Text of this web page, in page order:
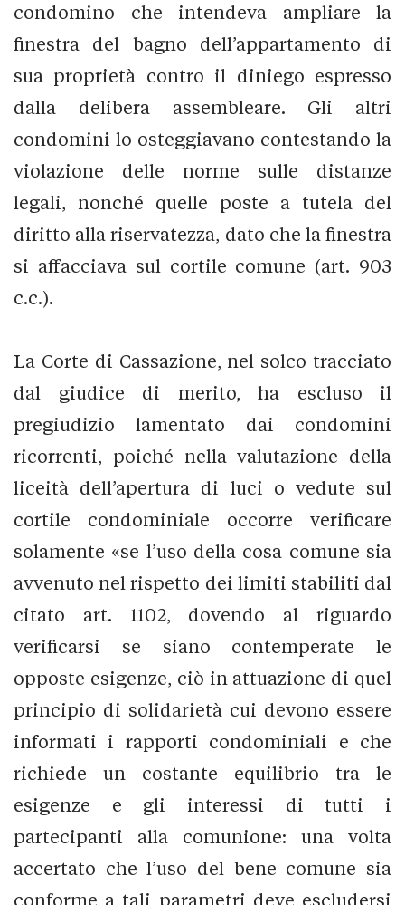
condomino che intendeva ampliare la
finestra del bagno dell’appartamento di
sua proprietà contro il diniego espresso
dalla delibera assembleare. Gli altri
condomini lo osteggiavano contestando la
violazione delle norme sulle distanze
legali, nonché quelle poste a tutela del
diritto alla riservatezza, dato che la finestra
si affacciava sul cortile comune (art. 903
c.c.).
La Corte di Cassazione, nel solco tracciato
dal giudice di merito, ha escluso il
pregiudizio lamentato dai condomini
ricorrenti, poiché nella valutazione della
liceità dell’apertura di luci o vedute sul
cortile condominiale occorre verificare
solamente «se l’uso della cosa comune sia
avvenuto nel rispetto dei limiti stabiliti dal
citato art. 1102, dovendo al riguardo
verificarsi se siano contemperate le
opposte esigenze, ciò in attuazione di quel
principio di solidarietà cui devono essere
informati i rapporti condominiali e che
richiede un costante equilibrio tra le
esigenze e gli interessi di tutti i
partecipanti alla comunione: una volta
accertato che l’uso del bene comune sia
conforme a tali parametri deve escludersi